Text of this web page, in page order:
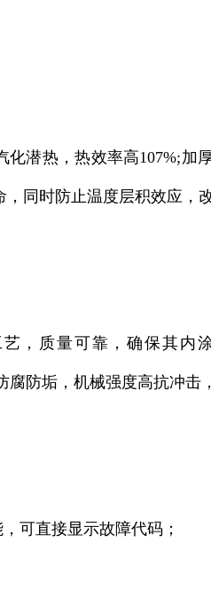
潜热，热效率高107%;
同时防止温度层积效应，
，质量可靠，确保其内
防垢，机械强度高抗冲击
可直接显示故障代码；